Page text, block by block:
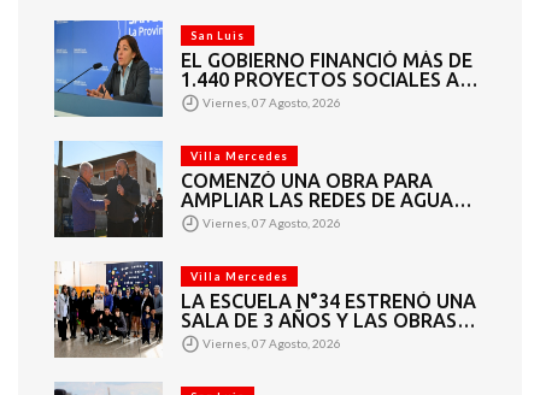
San Luis
EL GOBIERNO FINANCIÓ MÁS DE
1.440 PROYECTOS SOCIALES A
2.200 ENTIDADES DE TODA LA
PROVINCIA
Viernes, 07 Agosto, 2026
Villa Mercedes
COMENZÓ UNA OBRA PARA
AMPLIAR LAS REDES DE AGUA
POTABLE Y CLOACAS EN VILLA
MERCEDES
Viernes, 07 Agosto, 2026
Villa Mercedes
LA ESCUELA N°34 ESTRENÓ UNA
SALA DE 3 AÑOS Y LAS OBRAS
QUE PERMITEN COMPLETAR EL
CICLO SECUNDARIO
Viernes, 07 Agosto, 2026